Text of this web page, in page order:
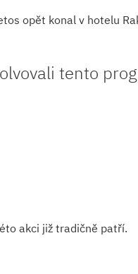
opět konal v hotelu
tento
akci již tradičně patří.